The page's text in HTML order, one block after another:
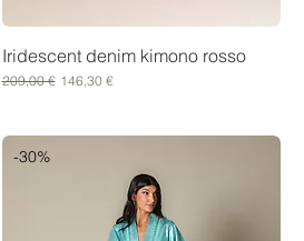
Iridescent denim kimono rosso
Prezzo regolare
209,00 € Prezzo scontato
146,30 €
-30%